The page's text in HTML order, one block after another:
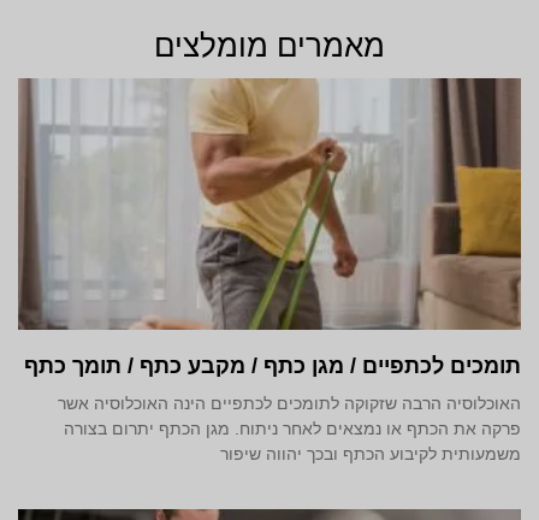
מאמרים מומלצים
תומכים לכתפיים / מגן כתף / מקבע כתף / תומך כתף
האוכלוסיה הרבה שזקוקה לתומכים לכתפיים הינה האוכלוסיה אשר
פרקה את הכתף או נמצאים לאחר ניתוח. מגן הכתף יתרום בצורה
משמעותית לקיבוע הכתף ובכך יהווה שיפור